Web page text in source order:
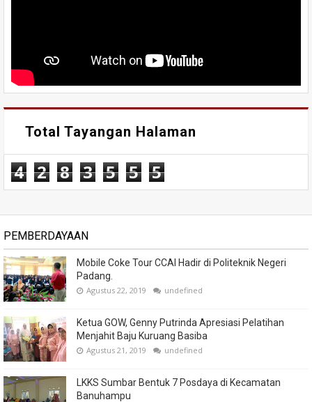
Total Tayangan Halaman
4 2 8 3 5 5 5
PEMBERDAYAAN
Mobile Coke Tour CCAI Hadir di Politeknik Negeri
Padang.
Agustus 22, 2019 undefined
Ketua GOW, Genny Putrinda Apresiasi Pelatihan
Menjahit Baju Kuruang Basiba
Agustus 21, 2019 undefined
LKKS Sumbar Bentuk 7 Posdaya di Kecamatan
Banuhampu